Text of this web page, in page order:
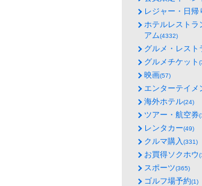
レジャー・日帰
ホテルレストラ
アム(4332)
グルメ・レスト
グルメチケット
映画(57)
エンターテイメ
海外ホテル(24)
ツアー・航空券
レンタカー(49)
クルマ購入(331)
お買得ソクホウ
スポーツ(365)
ゴルフ場予約(1)